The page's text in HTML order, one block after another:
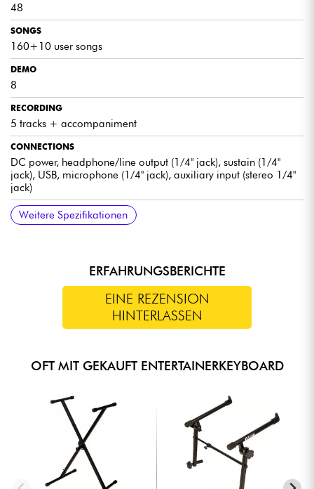
48
SONGS
160+10 user songs
DEMO
8
RECORDING
5 tracks + accompaniment
CONNECTIONS
DC power, headphone/line output (1/4" jack), sustain (1/4"
jack), USB, microphone (1/4" jack), auxiliary input (stereo 1/4"
jack)
MIDI
USB-MIDI
POWER SUPPLY
DC 12 volts/1 000 mA or 6 AA batteries
SPEAKERS
2 x 10 watts, 4 ohms
DIMENSIONS
956 x 360 x 133 mm (WxDxH)
WEIGHT
5.3 kg without batteries
INCLUDED ACCESSORIES
Power supply (12/1000 MAD), Music stand, Manual
Weitere Spezifikationen
ERFAHRUNGSBERICHTE
EINE REZENSION
HINTERLASSEN
OFT MIT GEKAUFT ENTERTAINERKEYBOARD